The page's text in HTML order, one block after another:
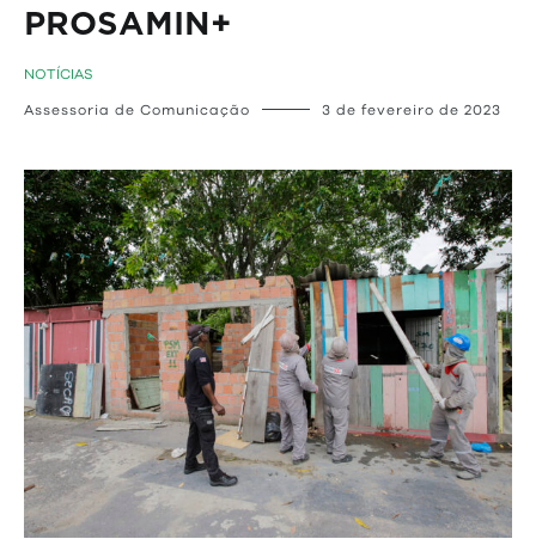
NOTÍCIAS
Assessoria de Comunicação 3 de fevereiro de 2023